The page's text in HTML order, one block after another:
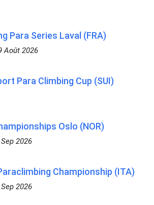
Para Series Laval (FRA)
Août 2026
Para Climbing Cup (SUI)
Oslo (NOR)
2026
Championship (ITA)
2026